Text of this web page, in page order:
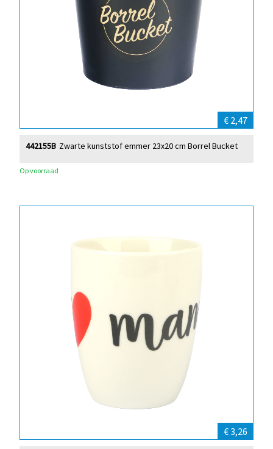
€ 2,47
Zwarte kunststof emmer 23x20 cm Borrel Bucket
442155B
Op voorraad
€ 3,26